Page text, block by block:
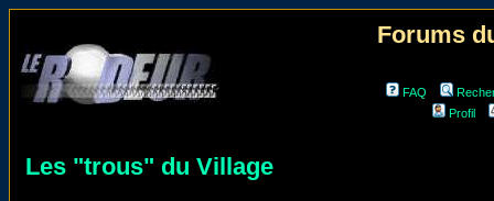
Forums
FAQ
Profil
Les "trous" du Village